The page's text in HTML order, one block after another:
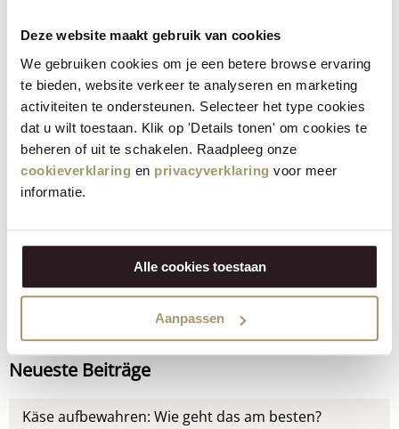
Deze website maakt gebruik van cookies
We gebruiken cookies om je een betere browse ervaring
te bieden, website verkeer te analyseren en marketing
activiteiten te ondersteunen. Selecteer het type cookies
dat u wilt toestaan. Klik op 'Details tonen' om cookies te
beheren of uit te schakelen. Raadpleeg onze
cookieverklaring en privacyverklaring voor meer
informatie.
Alle cookies toestaan
Aanpassen
Käsegenuss!
Danach ist der Käse bereit für den Genuss! Nach der Reifung
wird der Käse verpackt und in die Läden gebracht, damit er
bei Ihnen zu Hause ankommt. Jeder Käse hat seinen eigenen
Charakter und sein eigenes Geschmacksprofil. Kurz gesagt,
die Käseherstellung ist ein handwerklicher Prozess, der eine
Mischung aus Präzision, Geduld und Liebe zu diesem
sich ein schmackhaftes Erlebnis: Entdecken Sie das breite
Angebot von Henri Willig undbestellen Sie Ihren Käse
Neueste Beiträge
Käse aufbewahren: Wie geht das am besten?